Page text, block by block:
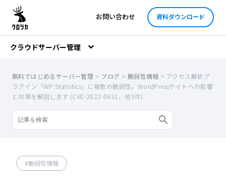
お問い合わせ 資料ダウンロード
クラウドサーバー管理
無料ではじめるサーバー管理 > ブログ > 脆弱性情報 > アクセス解析プ
ラグイン「WP Statistics」に複数の脆弱性。WordPressサイトへの影響
と対策を解説します (CVE-2022-0651、他3件)
脆弱性情報